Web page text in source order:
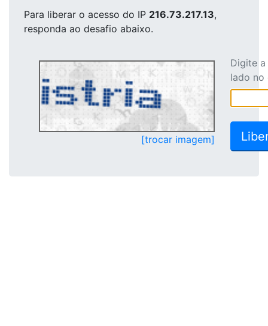
Para liberar o acesso do IP 216.73.217.13,
responda ao desafio abaixo.
[trocar imagem]
Digite
lado no